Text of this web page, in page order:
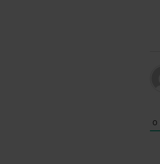
0